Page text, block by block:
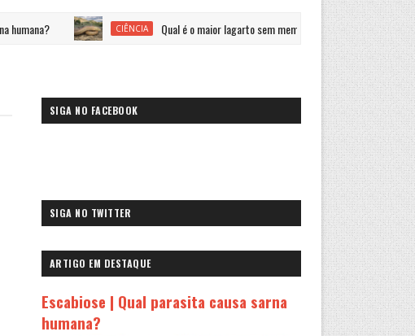
CIÊNCIA Qual é o maior lagarto sem membros do mundo? SAÚDE
SIGA NO FACEBOOK
SIGA NO TWITTER
ARTIGO EM DESTAQUE
Escabiose | Qual parasita causa sarna
humana?